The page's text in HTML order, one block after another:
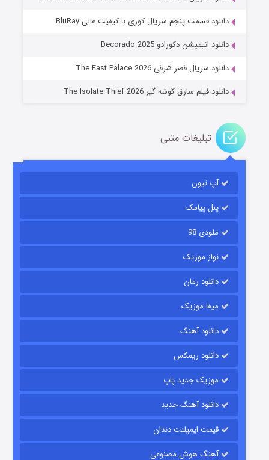
عملیات آپارتمان
قسمت2 (زیرنویس) منتشر شد
شکست استوارت در نجات جهان
قسمت
دانلود قسمت پنجم سریال کوری با کیفیت عالی BluRay
دانلود انیمیشن دکورادو Decorado 2025
دانلود سریال قصر شرقی The East Palace 2026
دانلود فیلم سارق گوشه گیر The Isolate Thief 2026
تبلیغات متنی
آپ تیون
پنل پیامک
ملودی 98
نواز موزیک
دانلود رمان
میفا موزیک
دانلود آهنگ
دانلود ریمکس
موزیک جدید پاپ
دانلود آهنگ جدید
قیمت ایمپلنت دندان
آهنگ هوش مصنوعی